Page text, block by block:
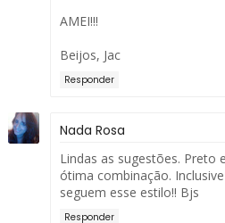
AMEI!!!
Beijos, Jac
Responder
Nada Rosa
Lindas as sugestões. Preto
ótima combinação.
seguem esse estilo!! Bjs
Responder